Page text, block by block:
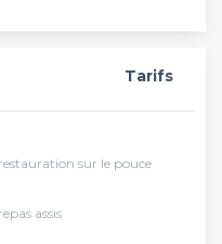
Tarifs
sur le pouce
assis